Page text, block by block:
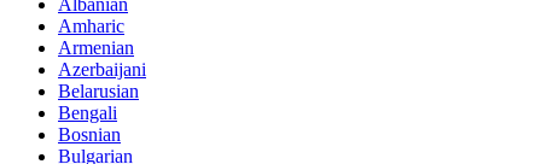
Albanian
Amharic
Armenian
Azerbaijani
Belarusian
Bengali
Bosnian
Bulgarian